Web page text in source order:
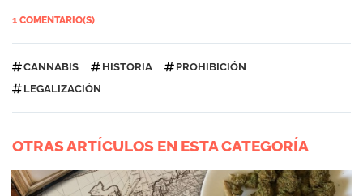
1 COMENTARIO(S)
CANNABIS HISTORIA
PROHIBICIÓN
LEGALIZACIÓN
OTRAS ARTÍCULOS EN ESTA CATEGORÍA